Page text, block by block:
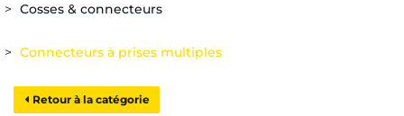
Cosses & connecteurs
Connecteurs à prises multiples
Retour à la catégorie